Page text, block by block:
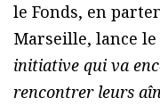
le Fonds, en
Marseille, lance
initiative qui va
rencontrer leurs